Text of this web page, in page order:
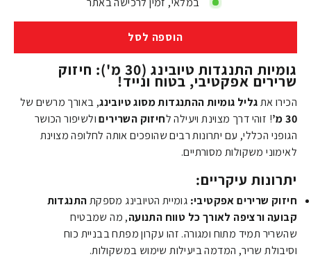
הוספה לסל
גומיות התנגדות טיובינג (30 מ'): חיזוק
שרירים אפקטיבי, בטוח ונייד!
הכירו אתגליל גומיות ההתנגדות מסוג טיובינג, באורך מרשים של
30מ’! זוהי דרך מצוינת ויעילה לחיזוק השריריםולשיפור הכושר
הגופני הכללי, עם יתרונות רבים שהופכים אותה לחלופה מצוינת
לאימוני משקולות מסורתיים.
יתרונות עיקריים:
חיזוק שרירים אפקטיבי: גומיית הטיובינג מספקתהתנגדות
קבועה ורציפה לאורך כל טווח התנועה, מה שמבטיח
שהשריר תמיד מתוח ומגורה. זהו עקרון מפתח בבניית כוח
וסיבולת שריר, המדמה ביעילות שימוש במשקולות.